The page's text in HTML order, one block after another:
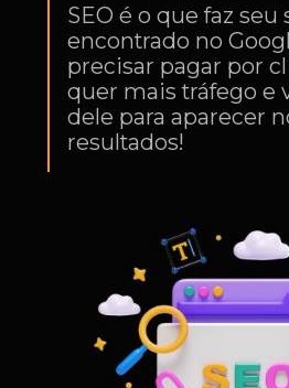
SEO é o que faz seu
encontrado no
precisar pagar por
quer mais tráfego e
dele para aparecer
resultados!